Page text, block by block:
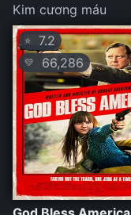
Kim cương máu
⭐ 7.2
💛 66,286